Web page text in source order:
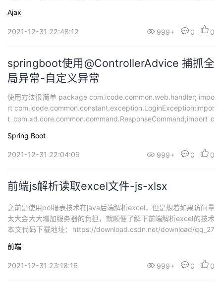
Ajax
2021-12-31 22:48:12 999+ 0 0
springboot使用@ControllerAdvice 捕抓全
局异常-自定义异常
使用方法很简单 package com.icode.common.web.handler; impo
rt com.icode.common.constant.exception.LoginException;impor
t com.xd.core.common.command.ResponseCommand;import c
Spring Boot
2021-12-31 22:04:09 999+ 0 0
前端js解析读取excel文件-js-xlsx
之前是使用poi报表技术在java后端解析excel，但是想着如果访问量
太大会大大增加服务器的负担，就顺便了解下前端解析excel的技术
本文代码下载地址：https://download.csdn.net/download/qq_27
赖，官网...
前端
2021-12-31 23:18:16 999+ 0 0